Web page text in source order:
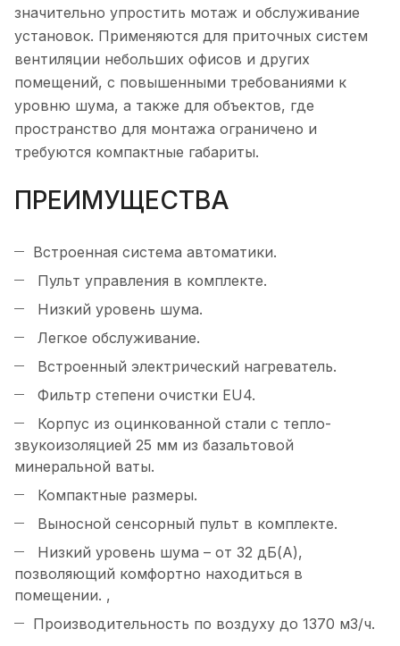
значительно упростить мотаж и обслуживание
установок. Применяются для приточных систем
вентиляции небольших офисов и других
помещений, с повышенными требованиями к
уровню шума, а также для объектов, где
пространство для монтажа ограничено и
требуются компактные габариты.
ПРЕИМУЩЕСТВА
Встроенная система автоматики.
Пульт управления в комплекте.
Низкий уровень шума.
Легкое обслуживание.
Встроенный электрический нагреватель.
Фильтр степени очистки EU4.
Корпус из оцинкованной стали с тепло-
звукоизоляцией 25 мм из базальтовой
минеральной ваты.
Компактные размеры.
Выносной сенсорный пульт в комплекте.
Низкий уровень шума – от 32 дБ(А),
позволяющий комфортно находиться в
помещении. ,
Производительность по воздуху до 1370 м3/ч.